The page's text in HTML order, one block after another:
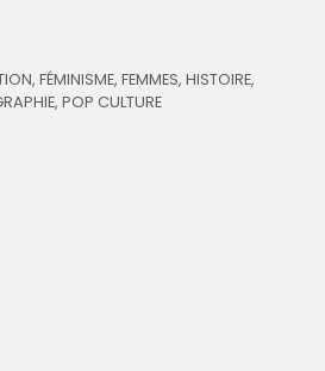
,FÉMINISME,FEMMES,HISTOIRE,
,POP CULTURE